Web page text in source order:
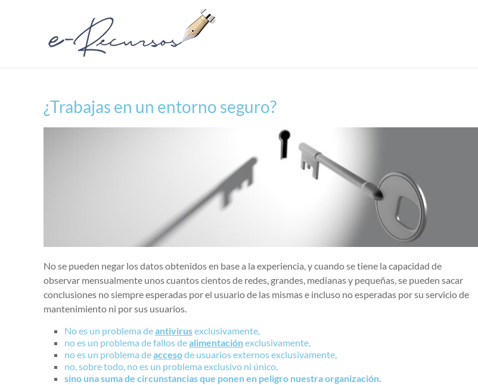
¿Trabajas en un entorno seguro?
No se pueden negar los datos obtenidos en base a la experiencia, y cuando se tiene la capacidad de
observar mensualmente unos cuantos cientos de redes, grandes, medianas y pequeñas, se pueden sacar
conclusiones no siempre esperadas por el usuario de las mismas e incluso no esperadas por su servicio de
mantenimiento ni por sus usuarios.
No es un problema deantivirusexclusivamente,
no es un problema de fallos dealimentaciónexclusivamente,
no es un problema deaccesode usuarios externos exclusivamente,
no, sobre todo, no es un problema exclusivo ni único,
sino una suma de circunstancias que ponen en peligro nuestra organización.